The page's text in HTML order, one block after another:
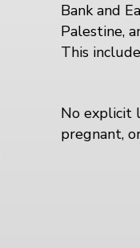
Bank and
Palestine,
This
No explicit
pregnant,